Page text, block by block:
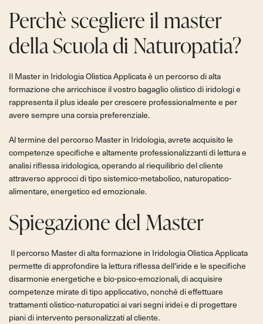
Perchè scegliere il master
della Scuola di Naturopatia?
Il Master in Iridologia Olistica Applicata è un percorso di alta
formazione che arricchisce il vostro bagaglio olistico di iridologi e
rappresenta il plus ideale per crescere professionalmente e per
avere sempre una corsia preferenziale.
Al termine del percorso Master in Iridologia, avrete acquisito le
competenze specifiche e altamente professionalizzanti di lettura e
analisi riflessa iridologica, operando al riequilibrio del cliente
attraverso approcci di tipo sistemico-metabolico, naturopatico-
alimentare, energetico ed emozionale.
Spiegazione del Master
Il percorso Master di alta formazione in Iridologia Olistica Applicata
permette di approfondire la lettura riflessa dell'iride e le specifiche
disarmonie energetiche e bio-psico-emozionali, di acquisire
competenze mirate di tipo appliccativo, nonché di effettuare
trattamenti olistico-naturopatici ai vari segni iridei e di progettare
piani di intervento personalizzati al cliente.